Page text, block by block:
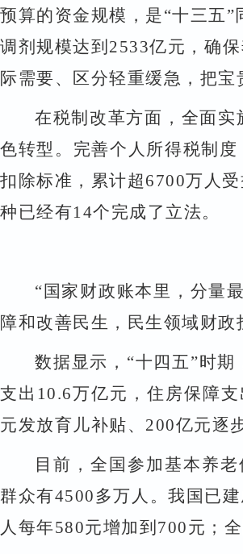
预算的资金规模，是“十三五”
调剂规模达到 2533亿元，确
际需要、区分轻重缓急，把
在税制改革方面，全面
色转型。完善个人所得税制度
扣除标准，累计超6700万人
种已经有14个完成了立法。
“ 国家财政账本里，分量
障和改善民生，民生领域财
数据显示， “十四五”时期
支出 10.6万亿元，住房保障支
元发放育儿补贴、 200亿元逐
目前，全国参加基本养
群众有4500多万人。我国已
人每年580元增加到 700元；